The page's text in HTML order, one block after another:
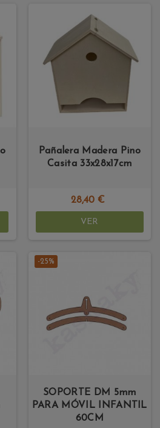
Pañalera Madera Pino
Casita 33x28x17cm
28,40 €
VER
-25%
SOPORTE DM 5mm
PARA MÓVIL INFANTIL
60CM